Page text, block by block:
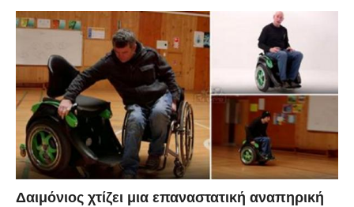
Δαιμόνιος χτίζει μια επαναστατική αναπηρική